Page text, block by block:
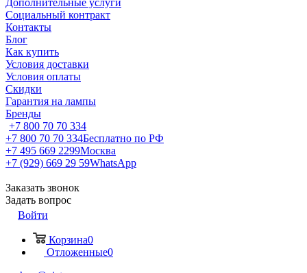
Дополнительные услуги
Социальный контракт
Контакты
Блог
Как купить
Условия доставки
Условия оплаты
Скидки
Гарантия на лампы
Бренды
+7 800 70 70 334
+7 800 70 70 334Бесплатно по РФ
+7 495 669 2299Москва
+7 (929) 669 29 59WhatsApp
Заказать звонок
Задать вопрос
Войти
Корзина0
Отложенные0